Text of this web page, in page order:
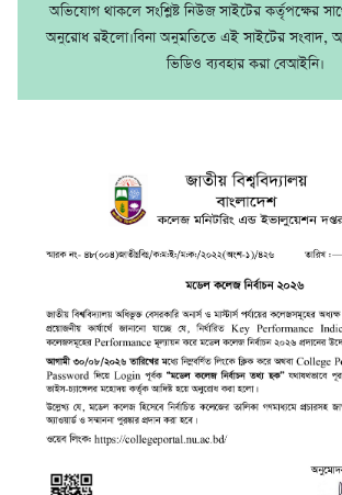
অভিযোগ থাকলে সংশ্লিষ্ট নিউজ সাইটের কর্তৃপক্ষের
অনুরোধ রইলো।বিনা অনুমতিতে এই সাইটের সংবাদ,
ভিডিও ব্যবহার করা বেআইনি।